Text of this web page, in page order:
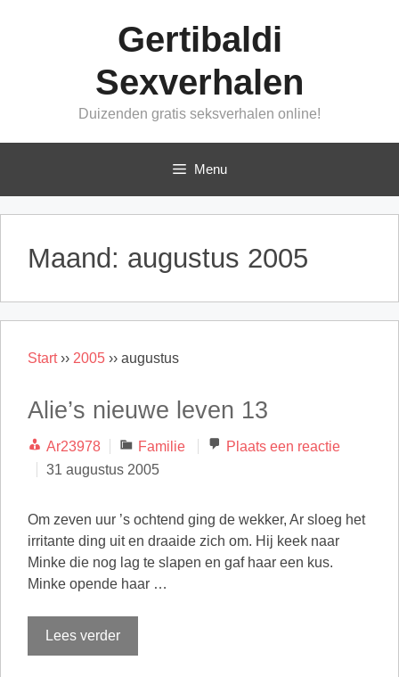
Gertibaldi
Sexverhalen
Duizenden gratis seksverhalen online!
Menu
Maand: augustus 2005
Start›› 2005 ›› augustus
Alie’s nieuwe leven 13
Ar23978 Categorieën
Familie
Plaats een reactie
31 augustus 2005
Om zeven uur ’s ochtend ging de wekker, Ar sloeg het
irritante ding uit en draaide zich om. Hij keek naar
Minke die nog lag te slapen en gaf haar een kus.
Minke opende haar …
Lees verder